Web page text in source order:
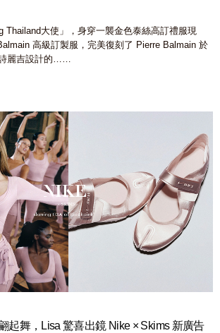
Thailand大使」，身穿一襲金色泰絲高訂禮服現
高級訂製服，完美復刻了 Pierre Balmain 於
麗吉設計的……
起舞，Lisa 驚喜出鏡 Nike × Skims 新廣告